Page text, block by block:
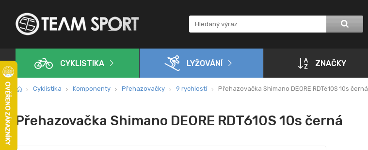
CYKLISTIKA LYŽOVÁNÍ ZNAČKY
Cyklistika Komponenty Přehazovačky 9 rychlostí Přehazovačka Shimano DEORE RDT610S 10s černá
Přehazovačka Shimano DEORE RDT610S 10s černá